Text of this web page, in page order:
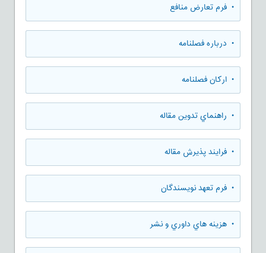
• فرم تعارض منافع
• درباره فصلنامه
• ارکان فصلنامه
• راهنماي تدوين مقاله
• فرایند پذیرش مقاله
• فرم تعهد نويسندگان
• هزينه هاي داوري و نشر